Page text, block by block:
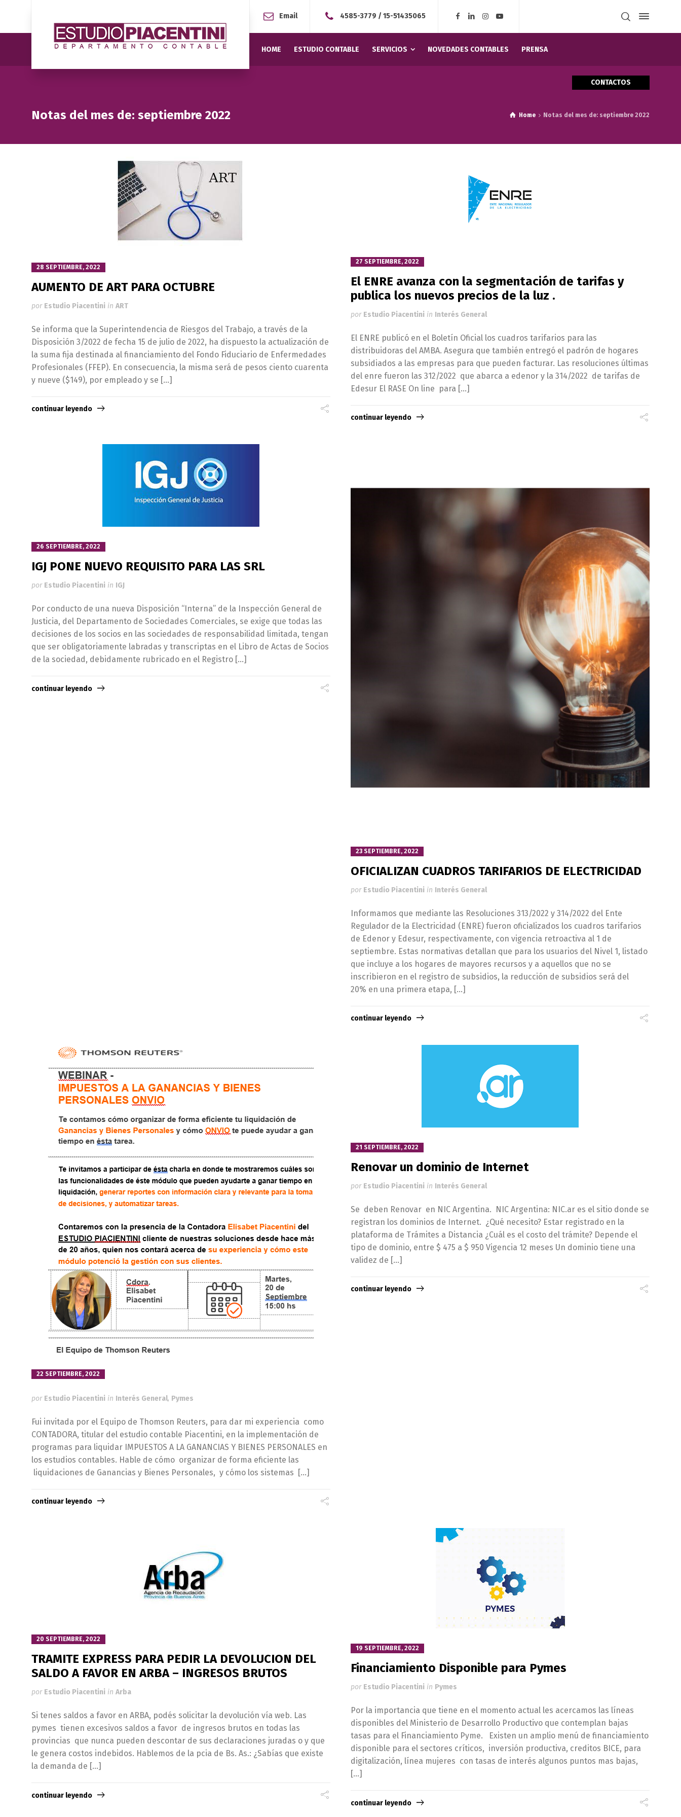
Email 4585-3779 /15-51435065
HOME ESTUDIO CONTABLE SERVICIOS NOVEDADES CONTABLES PRENSA
CONTACTOS
Notas del mes de: septiembre 2022 Home Notas del mes de: septiembre 2022
28 SEPTIEMBRE, 2022
AUMENTO DE ART PARA OCTUBRE
por Estudio Piacentini in ART
Se informa que la Superintendencia de Riesgos del Trabajo, a través de la
Disposición 3/2022 de fecha 15 de julio de 2022, ha dispuesto la actualización de
la suma fija destinada al financiamiento del Fondo Fiduciario de Enfermedades
Profesionales (FFEP). En consecuencia, la misma será de pesos ciento cuarenta
y nueve ($149), por empleado y se […]
continuar leyendo
27 SEPTIEMBRE, 2022
El ENRE avanza con la segmentación de tarifas y
publica los nuevos precios de la luz .
por Estudio Piacentini in Interés General
El ENRE publicó en el Boletín Oficial los cuadros tarifarios para las
distribuidoras del AMBA. Asegura que también entregó el padrón de hogares
subsidiados a las empresas para que pueden facturar. Las resoluciones últimas
del enre fueron las 312/2022 que abarca a edenor y la 314/2022 de tarifas de
Edesur El RASE On line para […]
continuar leyendo
26 SEPTIEMBRE, 2022
IGJ PONE NUEVO REQUISITO PARA LAS SRL
por Estudio Piacentini in IGJ
Por conducto de una nueva Disposición “Interna” de la Inspección General de
Justicia, del Departamento de Sociedades Comerciales, se exige que todas las
decisiones de los socios en las sociedades de responsabilidad limitada, tengan
que ser obligatoriamente labradas y transcriptas en el Libro de Actas de Socios
de la sociedad, debidamente rubricado en el Registro […]
continuar leyendo
23 SEPTIEMBRE, 2022
OFICIALIZAN CUADROS TARIFARIOS DE ELECTRICIDAD
por Estudio Piacentini in Interés General
Informamos que mediante las Resoluciones 313/2022 y 314/2022 del Ente
Regulador de la Electricidad (ENRE) fueron oficializados los cuadros tarifarios
de Edenor y Edesur, respectivamente, con vigencia retroactiva al 1 de
septiembre. Estas normativas detallan que para los usuarios del Nivel 1, listado
que incluye a los hogares de mayores recursos y a aquellos que no se
inscribieron en el registro de subsidios, la reducción de subsidios será del
20% en una primera etapa, […]
continuar leyendo
22 SEPTIEMBRE, 2022
por Estudio Piacentini in Interés General, Pymes
Fui invitada por el Equipo de Thomson Reuters, para dar mi experiencia como
CONTADORA, titular del estudio contable Piacentini, en la implementación de
programas para liquidar IMPUESTOS A LA GANANCIAS Y BIENES PERSONALES en
los estudios contables. Hable de cómo organizar de forma eficiente las
liquidaciones de Ganancias y Bienes Personales, y cómo los sistemas […]
continuar leyendo
21 SEPTIEMBRE, 2022
Renovar un dominio de Internet
por Estudio Piacentini in Interés General
Se deben Renovar en NIC Argentina. NIC Argentina: NIC.ar es el sitio donde se
registran los dominios de Internet. ¿Qué necesito? Estar registrado en la
plataforma de Trámites a Distancia ¿Cuál es el costo del trámite? Depende el
tipo de dominio, entre $ 475 a $ 950 Vigencia 12 meses Un dominio tiene una
validez de […]
continuar leyendo
20 SEPTIEMBRE, 2022
TRAMITE EXPRESS PARA PEDIR LA DEVOLUCION DEL
SALDO A FAVOR EN ARBA – INGRESOS BRUTOS
por Estudio Piacentini in Arba
Si tenes saldos a favor en ARBA, podés solicitar la devolución vía web. Las
pymes tienen excesivos saldos a favor de ingresos brutos en todas las
provincias que nunca pueden descontar de sus declaraciones juradas o y que
le genera costos indebidos. Hablemos de la pcia de Bs. As.: ¿Sabías que existe
la demanda de […]
continuar leyendo
19 SEPTIEMBRE, 2022
Financiamiento Disponible para Pymes
por Estudio Piacentini in Pymes
Por la importancia que tiene en el momento actual les acercamos las líneas
disponibles del Ministerio de Desarrollo Productivo que contemplan bajas
tasas para el Financiamiento Pyme. Existen un amplio menú de financiamiento
disponible para el sectores críticos, inversión productiva, creditos BICE, para
digitalización, línea mujeres con tasas de interés algunos puntos mas bajas,
[…]
continuar leyendo